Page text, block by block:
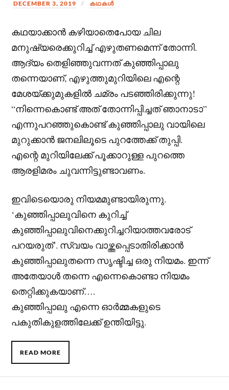
DECEMBER 3, 2019 കഥകള്‍
കഥയാക്കാൻ കഴിയാതെപോയ ചില
മനുഷ്യരെക്കുറിച്ച് എഴുതണമെന്ന് തോന്നി.
ആദ്യം തെളിഞ്ഞുവന്നത് കുഞ്ഞിപ്പാലു
തന്നെയാണ്, എഴുത്തുമുറിയിലെ എന്റെ
മേശയ്ക്കുമുകളിൽ ചമ്രം പടഞ്ഞിരിക്കുന്നു!
“നിന്നെകൊണ്ട് അത് തോന്നിപ്പിച്ചത് ഞാനാടാ”
എന്നുപറഞ്ഞുകൊണ്ട് കുഞ്ഞിപ്പാലു വായിലെ
മുറുക്കാൻ ജനലിലൂടെ പുറത്തേക്ക് തുപ്പി.
എന്റെ മുറിയിലേക്ക് പൂക്കാറുള്ള പുറത്തെ
ആരളിമരം ചുവന്നിട്ടുണ്ടാവണം.
ഇവിടെയൊരു നിയമമുണ്ടായിരുന്നു.
‘കുഞ്ഞിപ്പാലുവിനെ കുറിച്ച്
കുഞ്ഞിപ്പാലുവിനെക്കുറിച്ചറിയാത്തവരോട്
പറയരുത്’. സ്വയം വാഴ്ത്തപ്പെടാതിരിക്കാൻ
കുഞ്ഞിപ്പാലുതന്നെ സൃഷ്ടിച്ച ഒരു നിയമം. ഇന്ന്
അതേയാൾ തന്നെ എന്നെകൊണ്ടാ നിയമം
തെറ്റിക്കുകയാണ്….
കുഞ്ഞിപ്പാലു എന്നെ ഓർമ്മകളുടെ
പകുതികുളത്തിലേക്ക് ഉന്തിയിട്ടു.
READ MORE